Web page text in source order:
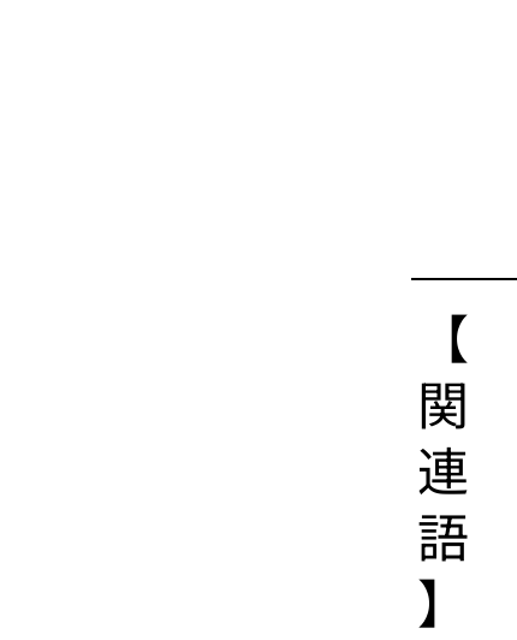
【​
関
連
語
】